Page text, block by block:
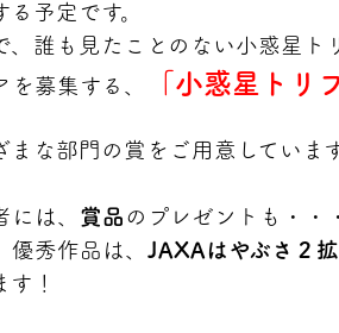
る予定です。
、誰も見たことのない小惑星ト
を募集する、
「小惑星トリ
まな部門の賞をご用意していま
には、 賞品 のプレゼントも・・
優秀作品は、 JAXAはやぶさ２
す！